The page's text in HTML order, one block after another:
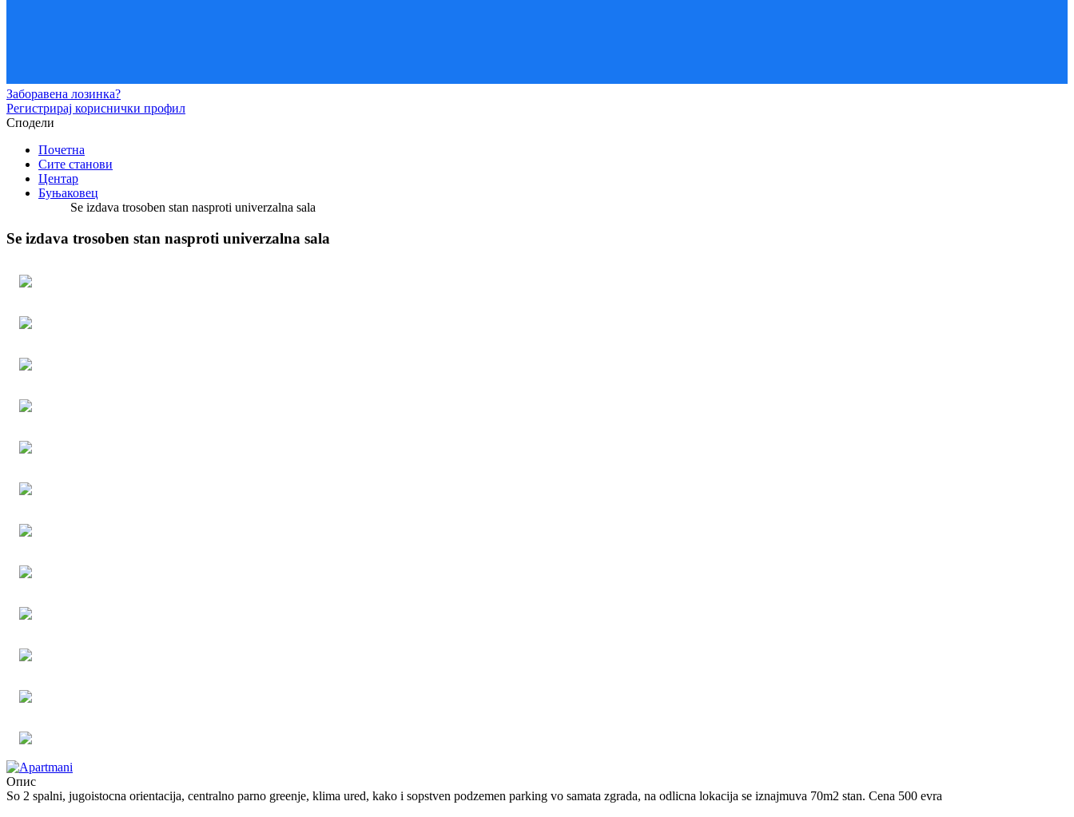
Заборавена лозинка?
Регистрирај кориснички профил
Сподели
Почетна
Сите станови
Центар
Буњаковец
Se izdava trosoben stan nasproti univerzalna sala
Se izdava trosoben stan nasproti univerzalna sala
Опис
So 2 spalni, jugoistocna orientacija, centralno parno greenje, klima ured, kako i sopstven podzemen parking vo samata zgrada, na odlicna lokacija se iznajmuva 70m2 stan. Cena 500 evra